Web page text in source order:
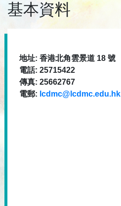
基本資料
地址: 香港北角雲景道 18 號
電話: 25715422
傳真: 25662767
電郵: lcdmc@lcdmc.edu.hk